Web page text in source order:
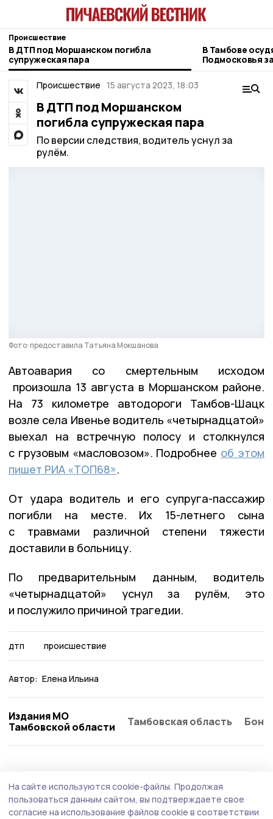
Происшествие
В ДТП под Моршанском погибла
супружеская пара
В Тамбове
Подмосковья
Происшествие 15 августа 2023, 18:03
В ДТП под Моршанском
погибла супружеская пара
По версии следствия, водитель уснул за
рулём.
Фото: предоставила Татьяна Мокшанова
Автоавария со смертельным исходом
произошла 13 августа в Моршанском районе.
На 73 километре автодороги Тамбов-Шацк
возле села Ивенье водитель «четырнадцатой»
выехал на встречную полосу и столкнулся
с грузовым «масловозом». Подробнее об этом
пишет РИА «ТОП68».
От удара водитель и его супруга-пассажир
погибли на месте. Их 15-летнего сына
с травмами различной степени тяжести
доставили в больницу.
По предварительным данным, водитель
«четырнадцатой» уснул за рулём, это
и послужило причиной трагедии.
дтп происшествие
Автор: Елена Ильина
Издания МО
Тамбовской области
Тамбовская область
На сайте используются cookie-файлы. Продолжая
пользоваться данным сайтом, вы подтверждаете свое
согласие на использование файлов cookie в соответствии